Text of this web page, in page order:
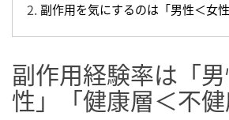
副作用を気にするのは「男性＜女性
副作用経験率は「
性」「健康層＜不健